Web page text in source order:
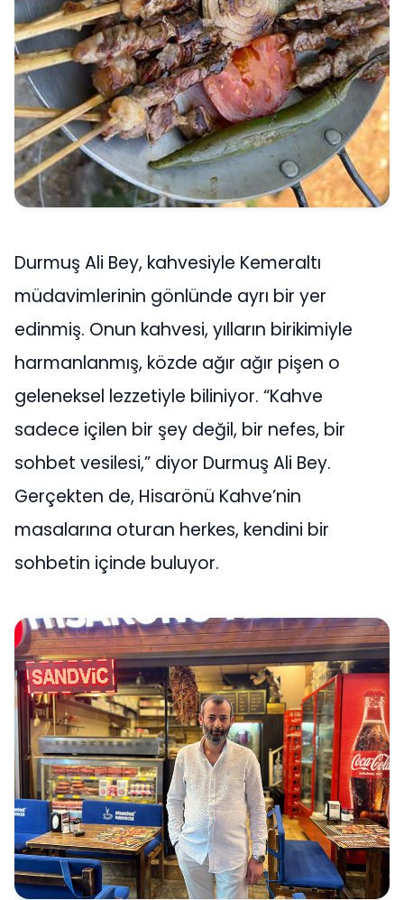
Durmuş Ali Bey, kahvesiyle Kemeraltı
müdavimlerinin gönlünde ayrı bir yer
edinmiş. Onun kahvesi, yılların birikimiyle
harmanlanmış, közde ağır ağır pişen o
geleneksel lezzetiyle biliniyor. “Kahve
sadece içilen bir şey değil, bir nefes, bir
sohbet vesilesi,” diyor Durmuş Ali Bey.
Gerçekten de, Hisarönü Kahve’nin
masalarına oturan herkes, kendini bir
sohbetin içinde buluyor.